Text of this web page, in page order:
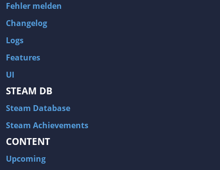
Fehler melden
Changelog
Logs
Features
UI
STEAM DB
Steam Database
Steam Achievements
CONTENT
Upcoming